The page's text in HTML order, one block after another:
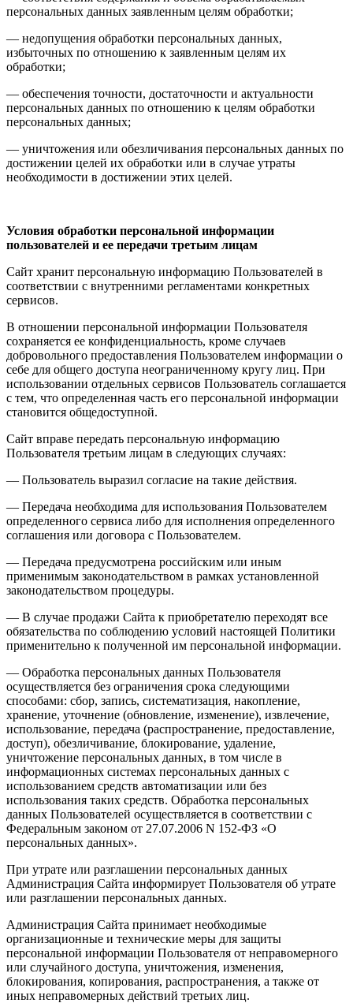
персональных данных заявленным целям обработки;
— недопущения обработки персональных данных,
избыточных по отношению к заявленным целям их
обработки;
— обеспечения точности, достаточности и актуальности
персональных данных по отношению к целям обработки
персональных данных;
— уничтожения или обезличивания персональных данных по
достижении целей их обработки или в случае утраты
необходимости в достижении этих целей.
Условия обработки персональной информации
пользователей и ее передачи третьим лицам
Сайт хранит персональную информацию Пользователей в
соответствии с внутренними регламентами конкретных
сервисов.
В отношении персональной информации Пользователя
сохраняется ее конфиденциальность, кроме случаев
добровольного предоставления Пользователем информации о
себе для общего доступа неограниченному кругу лиц. При
использовании отдельных сервисов Пользователь соглашается
с тем, что определенная часть его персональной информации
становится общедоступной.
Сайт вправе передать персональную информацию
Пользователя третьим лицам в следующих случаях:
— Пользователь выразил согласие на такие действия.
— Передача необходима для использования Пользователем
определенного сервиса либо для исполнения определенного
соглашения или договора с Пользователем.
— Передача предусмотрена российским или иным
применимым законодательством в рамках установленной
законодательством процедуры.
— В случае продажи Сайта к приобретателю переходят все
обязательства по соблюдению условий настоящей Политики
применительно к полученной им персональной информации.
— Обработка персональных данных Пользователя
осуществляется без ограничения срока следующими
способами: сбор, запись, систематизация, накопление,
хранение, уточнение (обновление, изменение), извлечение,
использование, передача (распространение, предоставление,
доступ), обезличивание, блокирование, удаление,
уничтожение персональных данных, в том числе в
информационных системах персональных данных с
использованием средств автоматизации или без
использования таких средств. Обработка персональных
данных Пользователей осуществляется в соответствии с
Федеральным законом от 27.07.2006 N 152-ФЗ «О
персональных данных».
При утрате или разглашении персональных данных
Администрация Сайта информирует Пользователя об утрате
или разглашении персональных данных.
Администрация Сайта принимает необходимые
организационные и технические меры для защиты
персональной информации Пользователя от неправомерного
или случайного доступа, уничтожения, изменения,
блокирования, копирования, распространения, а также от
иных неправомерных действий третьих лиц.